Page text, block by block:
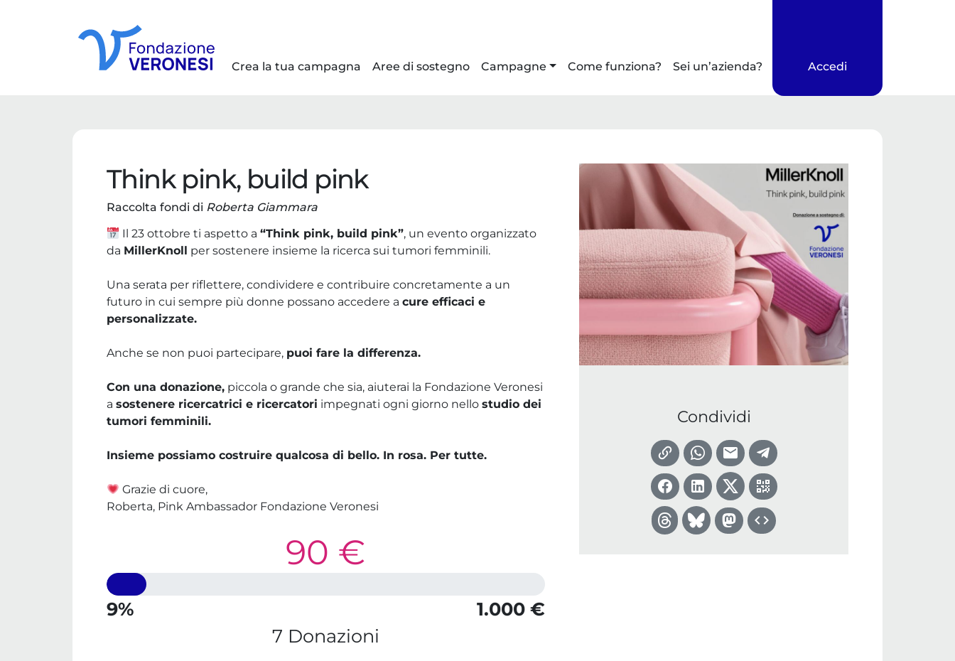
Crea la tua campagna Aree di sostegno Campagne Come funziona? Sei un’azienda? Accedi
Think pink, build pink
Raccolta fondi di Roberta Giammara
Il 23 ottobre ti aspetto a“Think pink, build pink”, un evento organizzato
da MillerKnoll per sostenere insieme la ricerca sui tumori femminili.
Una serata per riflettere, condividere e contribuire concretamente a un
futuro in cui sempre più donne possano accedere a cure efficaci e
personalizzate.
Anche se non puoi partecipare, puoi fare la differenza.
Con una donazione, piccola o grande che sia, aiuterai la Fondazione Veronesi
a sostenere ricercatrici e ricercatori impegnati ogni giorno nello studio dei
tumori femminili.
Insieme possiamo costruire qualcosa di bello. In rosa. Per tutte.
Grazie di cuore,
Roberta, Pink Ambassador Fondazione Veronesi
90 €
9%
1.000 €
7 Donazioni
Condividi